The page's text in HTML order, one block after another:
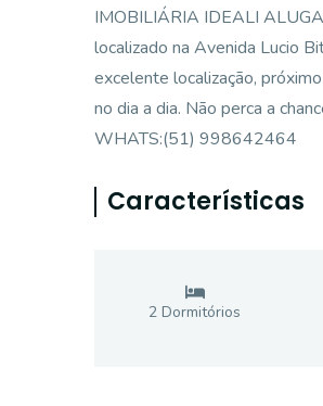
IMOBILIÁRIA IDEALI
localizado na Avenida Lucio
excelente localização,
no dia a dia. Não perca a
WHATS:(51) 998642464
Características
2 Dormitórios